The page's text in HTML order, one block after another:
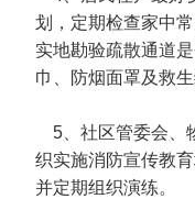
划，定期检查家中
实地勘验疏散通道
巾、防烟面罩及救
5、社区管委会、
织实施消防宣传教
并定期组织演练。